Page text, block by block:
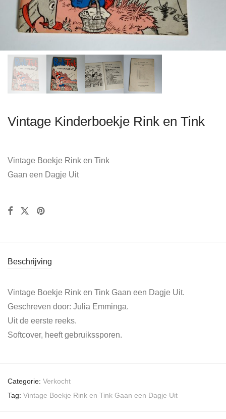
Vintage Kinderboekje Rink en Tink
Vintage Boekje Rink en Tink
Gaan een Dagje Uit
Beschrijving
Vintage Boekje Rink en Tink Gaan een Dagje Uit.
Geschreven door: Julia Emminga.
Uit de eerste reeks.
Softcover, heeft gebruikssporen.
Categorie: Verkocht
Tag: Vintage Boekje Rink en Tink Gaan een Dagje Uit